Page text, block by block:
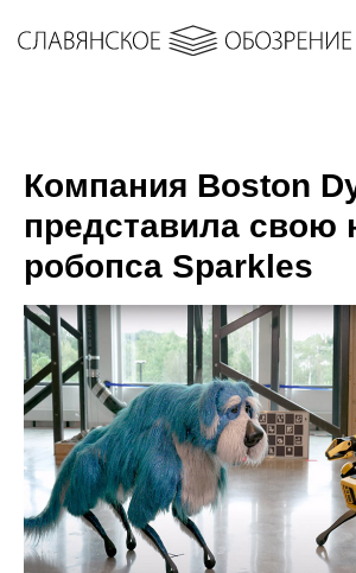
Компания Boston
представила свою
робопса Sparkles